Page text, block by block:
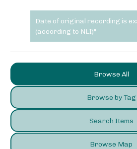
Date of original recording is
(according to NLI)"
Browse All
Browse by Tag
Search Items
Browse Map